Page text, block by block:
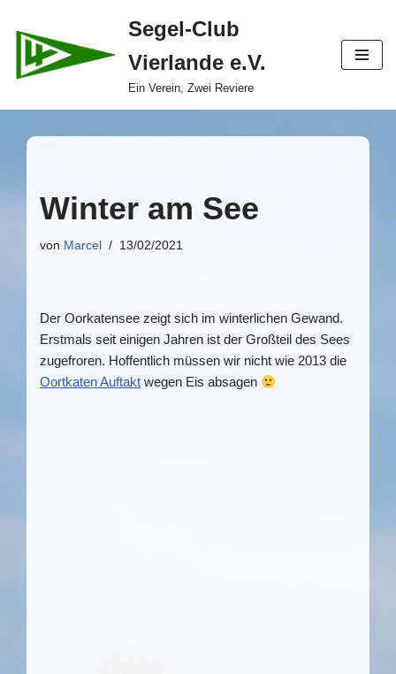
Zum
Inhalt
Segel-Club
Vierlande e.V.
Ein Verein, Zwei Reviere
Winter am See
von Marcel 13/02/2021
Der Oorkatensee zeigt sich im winterlichen Gewand.
Erstmals seit einigen Jahren ist der Großteil des Sees
zugefroren. Hoffentlich müssen wir nicht wie 2013 die
Oortkaten Auftakt wegen Eis absagen